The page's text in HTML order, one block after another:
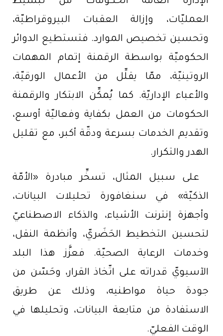
العمليّات، وإزالة العقبات البيروقراطيّة،
وتحسين تخصيص الموارد. فتستطيع الدوائر
الحكوميّة بواسطة الرقمنة إتمام المهمات
الروتينيّة، ممّا يقلِّل من الأعمال الورقيّة،
والأعباء الإداريّة. كما يُمكِّن الابتكار والرقمنة
الحكومات من العمل بكفاية وفعاليّة أوسع،
وتقديم الخدمات بسرعة ودقّة أكبر، مع تقليل
الهدر والتكرار.
على سبيل المثال، تسخِّر مبادرة «الأمّة
الذكيّة» في سنغافورة تحليلات البيانات،
وأجهزة إنترنت الأشياء، والذكاء الاصطناعيّ
لتحسين التخطيط الحَضَريّ، وأنظمة النقل،
وخدمات الرعاية الصحيّة. فعزَّز هذا البلد
الآسيويّ قدراته على اتّخاذ القرار، وحَسّن من
جودة حياة مواطنيه، وذلك عن طريق
الاستفادة من متابعة البيانات، وتحليلها في
الوقت الفعليّ.